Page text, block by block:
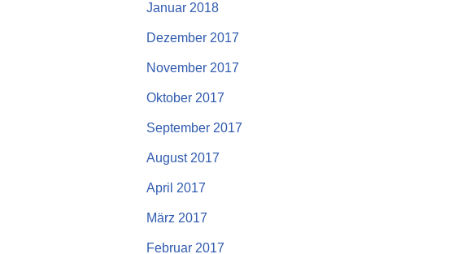
Januar 2018
Dezember 2017
November 2017
Oktober 2017
September 2017
August 2017
April 2017
März 2017
Februar 2017